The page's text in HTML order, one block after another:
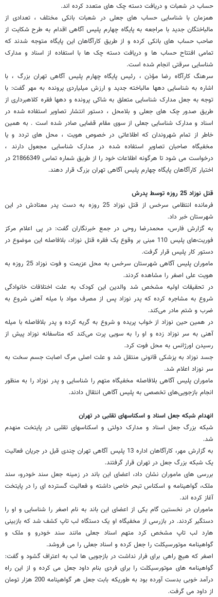
حساب در شعبات و دریافت دسته چک های متعدد کرده اند.
همزمان با شناسایی حساب های جعلی در شعبات بانکی مختلف ، تعدادی از
مالباختگان جدید با مراجعه به پایگاه چهارم پلیس آگاهی اقدام به طرح شکایت از
صاحب حساب های بانکی کرده و از طریق کارآگاهان این پایگاه متوجه شدند که
تمامی افتتاح حساب ها و دریافت دسته چک ها با استفاده از اسناد و مدارک
شناسایی سرقتی انجام شده است.
سرهنگ کارآگاه رضا مؤذن ، رئیس پایگاه چهارم پلیس آگاهی تهران بزرگ ، با
اشاره به شناسایی دهها مالباخته جدید و ارزش میلیاردی پرونده به مهر گفت: با
توجه به جعل مدارک شناسایی متعلق به شاکی پرونده و دهها فقره کلاهبرداری از
طریق صدور چک های جعلی و بلامحل ، دستور انتشار تصاویر استفاده شده در
اسناد و مدارک شناسایی جعلی از سوی مقام قضایی صادر شده است . به همین
خاطر از تمام شهروندان که اطلاعاتی در خصوص هویت ، محل های تردد و یا
مخفیگاه صاحبان تصاویرِ استفاده شده در مدارک شناسایی مجعول دارند ،
درخواست می شود تا هرگونه اطلاعات خود را از طریق شماره تماس 21866349 در
اختیار کارآگاهان پایگاه چهارم پلیس آگاهی تهران بزرگ قرار دهند.
قتل نوزاد 25 روزه توسط پدرش
فرمانده انتظامی سرخس از قتل نوزاد 25 روزه به دست پدر معتادش در این
شهرستان خبر داد.
به گزارش فارس، محمدرضا روحی در جمع خبرنگاران گفت: در پی اعلام مرکز
فوریت‌های پلیس 110 مبنی بر وقوع یک فقره قتل نوزاد، بلافاصله این موضوع در
دستور کار پلیس قرار گرفت.
ماموران پلیس آگاهی شهرستان سرخس به محل عزیمت و فوت نوزاد 25 روزه به
هویت علی اصغر را مشاهده کردند.
در تحقیقات اولیه مشخص شد والدین این کودک به علت اختلافات خانوادگی
شروع به مشاجره کرده که پدر نوزاد پس از مصرف مواد با میله آهنی شروع به
ضرب و شتم مادر می‌کند.
در همین حین نوزاد از خواب پریده و شروع به گریه کرده و پدر بلافاصله با میله
آهنی به سر نوزاد زده و او را به سویی پرت می‌کند که متاسفانه نوزاد پیش از
رسیدن اورژانس به محل فوت کرد.
جسد نوزاد به پزشکی قانونی منتقل شد و علت اصلی مرگ اصابت جسم سخت به
سر نوزاد اعلام شد.
ماموران پلیس آگاهی بلافاصله مخفیگاه متهم را شناسایی و پدر نوزاد را به منظور
انجام بازجویی‌های تخصصی به پلیس آگاهی انتقال دادند.
انهدام شبکه جعل اسناد و اسکناسهای تقلبی در تهران
شبکه بزرگ جعل اسناد و مدارک دولتی و اسکناسهای تقلبی در پایتخت منهدم
شد.
به گزارش مهر، کارآگاهان اداره 13 پلیس آگاهی تهران چندی قبل در جریان فعالیت
یک شبکه بزرگ جعل در تهران قرار گرفتند.
بررسی های ماموران نشان داد، اعضای این باند در زمینه جعل سند خودرو، سند
ملک، گواهینامه و اسکناس تبحر خاصی داشته و فعالیت گسترده ای را در پایتخت
آغاز کرده اند.
ماموران در نخستین گام یکی از اعضای این باند به نام اصغر را شناسایی و او را
دستگیر کردند. در بازرسی از مخفیگاه او یک دستگاه لب تاپ کشف شد که بازبینی
هارد لب تاپ مشخص کرد متهم اسناد جعلی مانند سند خودرو و ملک و
گواهینامه موتورسیکلت را جعل کرده و اسناد جعلی را می فروشد.
اصغر که هیچ راهی برای فرار نداشت در بازجویی ها لب به اعتراف گشود و گفت:
گواهینامه های موتورسیکلت را برای فردی بنام داود جعل می کرده و از این راه
درآمد خوبی بدست آورده بود به طوریکه بابت جعل هر گواهینامه 200 هزار تومان
از داود می گرفت.